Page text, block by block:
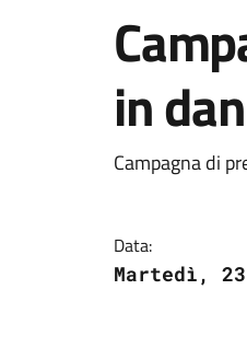
in
Campagna di
Data:
Martedì,